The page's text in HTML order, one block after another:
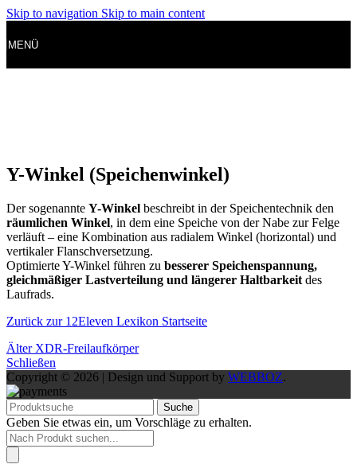
Skip to navigation Skip to main content
MENÜ
Y-Winkel (Speichenwinkel)
Der sogenannte Y-Winkel beschreibt in der Speichentechnik den
räumlichen Winkel, in dem eine Speiche von der Nabe zur Felge
verläuft – eine Kombination aus radialem Winkel (horizontal) und
vertikaler Flanschversetzung.
Optimierte Y-Winkel führen zu besserer Speichenspannung,
gleichmäßiger Lastverteilung und längerer Haltbarkeit des
Laufrads.
Zurück zur 12Eleven Lexikon Startseite
Älter XDR-Freilaufkörper
Schließen
Copyright © 2026 | Design und Support by WEBBOZ.
Suche
Geben Sie etwas ein, um Vorschläge zu erhalten.
Products
search